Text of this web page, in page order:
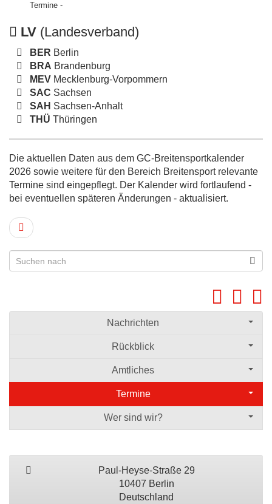
Termine -
LV (Landesverband)
BER Berlin
BRA Brandenburg
MEV Mecklenburg-Vorpommern
SAC Sachsen
SAH Sachsen-Anhalt
THÜ Thüringen
Die aktuellen Daten aus dem GC-Breitensportkalender
2026 sowie weitere für den Bereich Breitensport relevante
Termine sind eingepflegt. Der Kalender wird fortlaufend -
bei eventuellen späteren Änderungen - aktualisiert.
Nachrichten
Rückblick
Amtliches
Termine
Wer sind wir?
Paul-Heyse-Straße 29
10407 Berlin
Deutschland